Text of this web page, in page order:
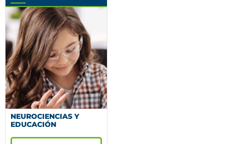
NEUROCIENCIAS Y
EDUCACIÓN